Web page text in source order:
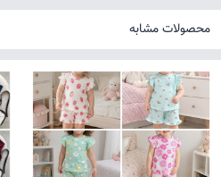
محصولات مشابه